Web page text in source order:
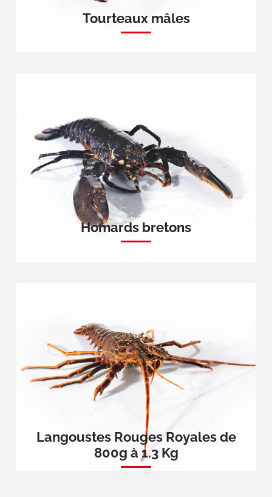
Tourteaux mâles
Homards bretons
Langoustes Rouges Royales de
800g à 1.3 Kg